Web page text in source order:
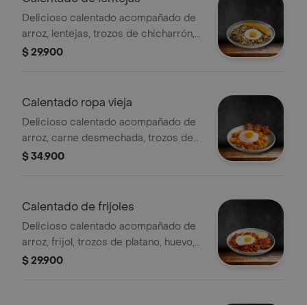
Delicioso calentado acompañado de
arroz, lentejas, trozos de chicharrón,
huevo, tajada de platano
$ 29.900
Calentado ropa vieja
Delicioso calentado acompañado de
arroz, carne desmechada, trozos de
chicharron, huevo, papa criolla
$ 34.900
Calentado de frijoles
Delicioso calentado acompañado de
arroz, frijol, trozos de platano, huevo,
chorizo, arepa de pincho
$ 29.900